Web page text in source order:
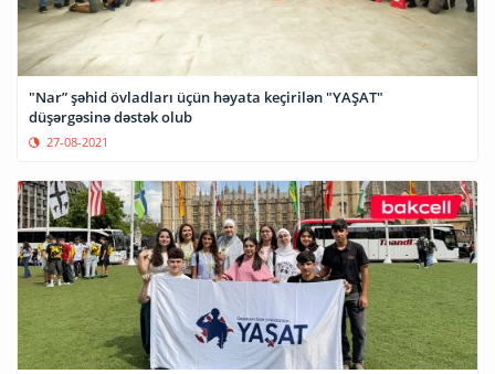
"Nar” şəhid övladları üçün həyata keçirilən "YAŞAT"
düşərgəsinə dəstək olub
27-08-2021